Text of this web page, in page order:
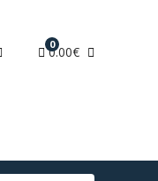
0
0.00€